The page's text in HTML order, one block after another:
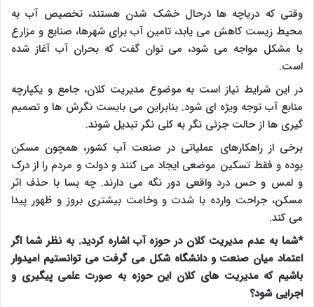
وقتی که دریاچه ها درحال خشک شدن هستند، تخصیص آب به
محیط زیست کاهش می یابد، تامین آب برای شهرها، صنایع و مزارع
با مشکل مواجه می شود، می توان گفت که بحران آب آغاز شده
است.
در این شرایط نیاز است به موضوع مدیریت کلان، جامع و یکپارچه
منابع آب توجه ویژه ای شود. بنابراین می بایست نگرش ها و تصمیم
گیری ها از حالت جزئی نگر به کلی نگر تبدیل شوند.
برخی از راهکارهای عملیاتی در صنعت آب کشور، همچون مسکن
بوده و فقط تسکین موضعی ایجاد می کنند و دولت و مردم را از درک
و لمس و حس درد واقعی دور نگه می دارند. چه بسا با حذف اثر
مسکن، جراحت وارده با شدت و وخامت بیشتری بروز و ظهور پیدا
می کند.
*شما به عدم مدیریت کلان در حوزه آب اشاره کردید. به نظر شما اگر
اعتماد میان صنعت و دانشگاه شکل می گرفت می توانستیم امیدوار
باشیم که مدیریت های کلان این حوزه به صورت علمی پیگیری و
اجرایی شود؟